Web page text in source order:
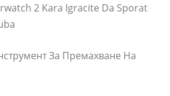
2 Kara Igracite Da Sporat
За Премахване На